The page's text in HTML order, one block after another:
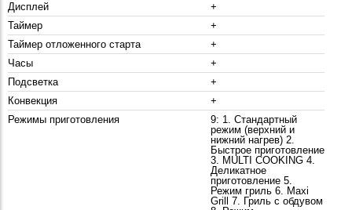
Дисплей
+
Таймер
+
Таймер отложенного старта
+
Часы
+
Подсветка
+
Конвекция
+
Режимы приготовления
9: 1. Стандартный
режим (верхний и
нижний нагрев) 2.
Быстрое приготовление
3. MULTI COOKING 4.
Деликатное
приготовление 5.
Режим гриль 6. Maxi
Grill 7. Гриль с обдувом